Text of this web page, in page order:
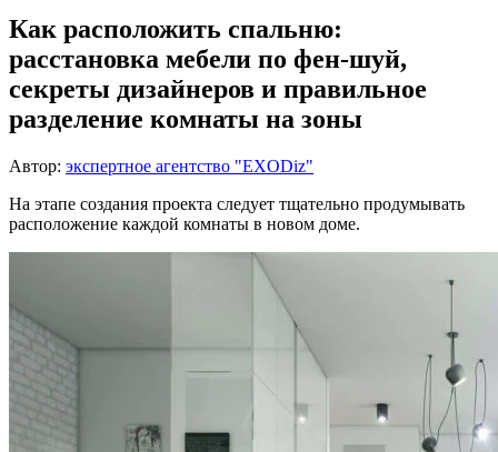
Как расположить спальню:
расстановка мебели по фен-шуй,
секреты дизайнеров и правильное
разделение комнаты на зоны
Автор: экспертное агентство "EXODiz"
На этапе создания проекта следует тщательно продумывать
расположение каждой комнаты в новом доме.